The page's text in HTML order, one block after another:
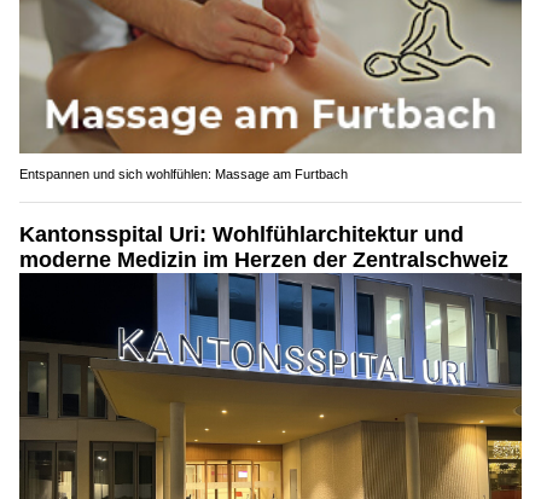
Entspannen und sich wohlfühlen: Massage am Furtbach
Kantonsspital Uri: Wohlfühlarchitektur und
moderne Medizin im Herzen der Zentralschweiz